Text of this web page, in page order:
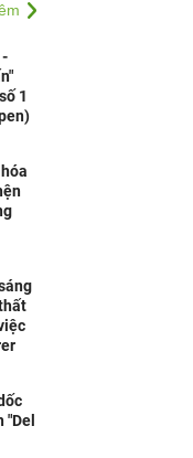
1
"Del